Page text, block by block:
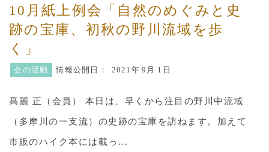
10月紙上例会「自然のめぐみと史
跡の宝庫、初秋の野川流域を歩
く」
会の活動 情報公開日： 2021年 9月 1日
髙麗 正（会員） 本日は、早くから注目の野川中流域
（多摩川の一支流）の史跡の宝庫を訪ねます。加えて
市販のハイク本には載っ...